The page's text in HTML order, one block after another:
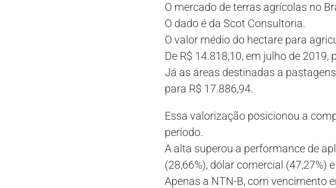
O mercado de terras agrícolas no
O dado é da Scot Consultoria.
O valor médio do hectare para
De R$ 14.818,10, em julho de 2019,
Já as áreas destinadas a
para R$ 17.886,94.
Essa valorização posicionou a
período.
A alta superou a performance de
(28,66%), dólar comercial (47,27%)
Apenas a NTN-B, com vencimento